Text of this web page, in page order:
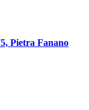
Pietra Fanano